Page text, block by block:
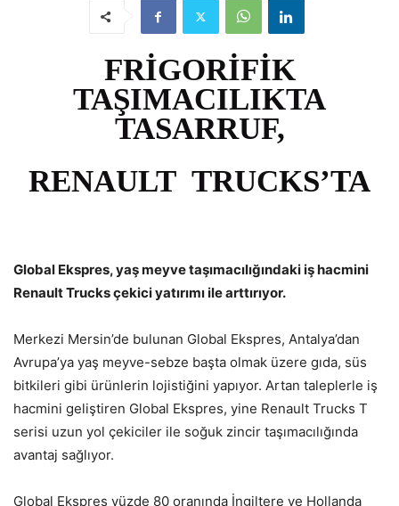
FRIGORIFIK
TAŞIMACILIKTA
TASARRUF,
RENAULT TRUCKS’TA
Global Ekspres, yaş meyve taşımacılığındaki iş hacmini
Renault Trucks çekici yatırımı ile arttırıyor.
Merkezi Mersin’de bulunan Global Ekspres, Antalya’dan
Avrupa’ya yaş meyve-sebze başta olmak üzere gıda, süs
bitkileri gibi ürünlerin lojistiğini yapıyor. Artan taleplerle iş
hacmini geliştiren Global Ekspres, yine Renault Trucks T
serisi uzun yol çekiciler ile soğuk zincir taşımacılığında
avantaj sağlıyor.
Global Ekspres yüzde 80 oranında İngiltere ve Hollanda